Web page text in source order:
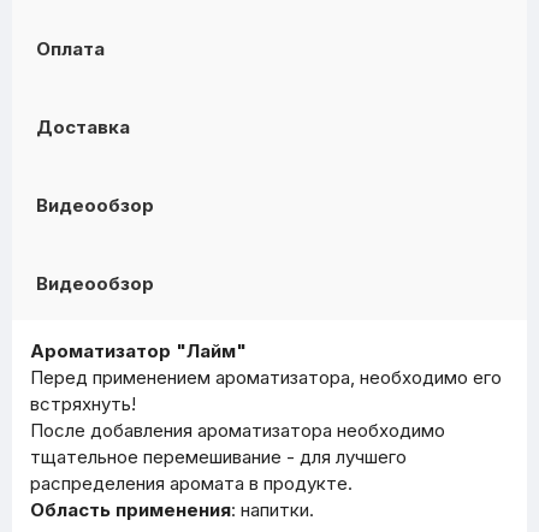
Оплата
Доставка
Видеообзор
Видеообзор
Ароматизатор "Лайм"
Перед применением ароматизатора, необходимо его
встряхнуть!
После добавления ароматизатора необходимо
тщательное перемешивание - для лучшего
распределения аромата в продукте.
Область применения: напитки.